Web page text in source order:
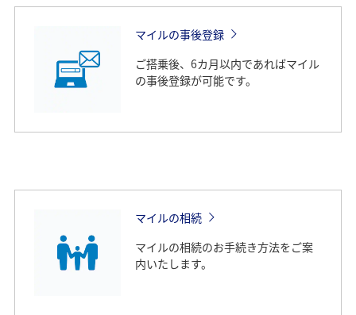
マイルの事後登録
ご搭乗後、6カ月以内であればマイル
の事後登録が可能です。
マイルの相続
マイルの相続のお手続き方法をご案
内いたします。